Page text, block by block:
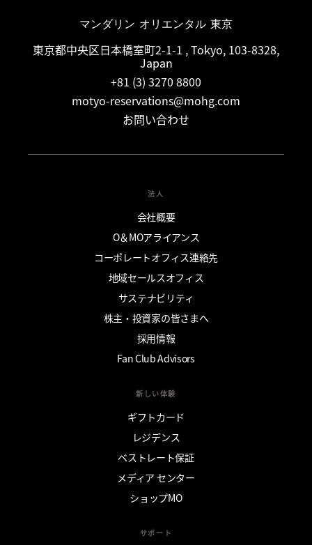
マンダリン オリエンタル 東京
東京都中央区日本橋室町2-1-1 , Tokyo, 103-8328,
Japan
+81 (3) 3270 8800
motyo-reservations@mohg.com
お問い合わせ
法人
会社概要
O＆MOアライアンス
コーポレートオフィス連絡先
地域セールスオフィス
サステナビリティ
株主・投資家の皆さまへ
採用情報
Fan Club Advisors
新しい体験
ギフトカード
レジデンス
ベストレート保証
メディア センター
ショップMO
サポート